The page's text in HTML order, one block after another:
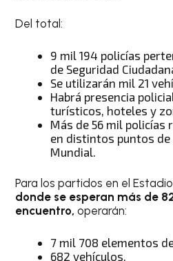
Del total:
9 mil 194 policías
de Seguridad
Se utilizarán mil 21
Habrá presencia
turísticos, hoteles y
Más de 56 mil policías
en distintos puntos de
Mundial.
Para los partidos en el
donde se esperan más de
encuentro, operarán:
7 mil 708 elementos
682 vehículos.